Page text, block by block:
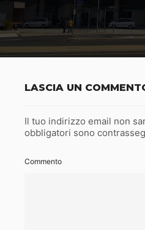
LASCIA UN
Il tuo indirizzo email non
obbligatori sono
Commento